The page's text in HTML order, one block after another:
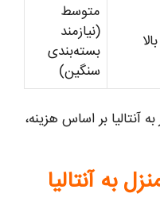
متوسط
(نیازمند
بسته‌بندی
سنگین)
آنتالیا بر اساس هزینه،
به آنتالیا